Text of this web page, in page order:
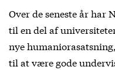
Over de seneste år har
til en del af
nye
til at være gode